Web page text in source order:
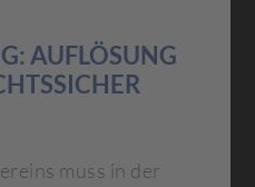
AUFLÖSUNG
muss in der